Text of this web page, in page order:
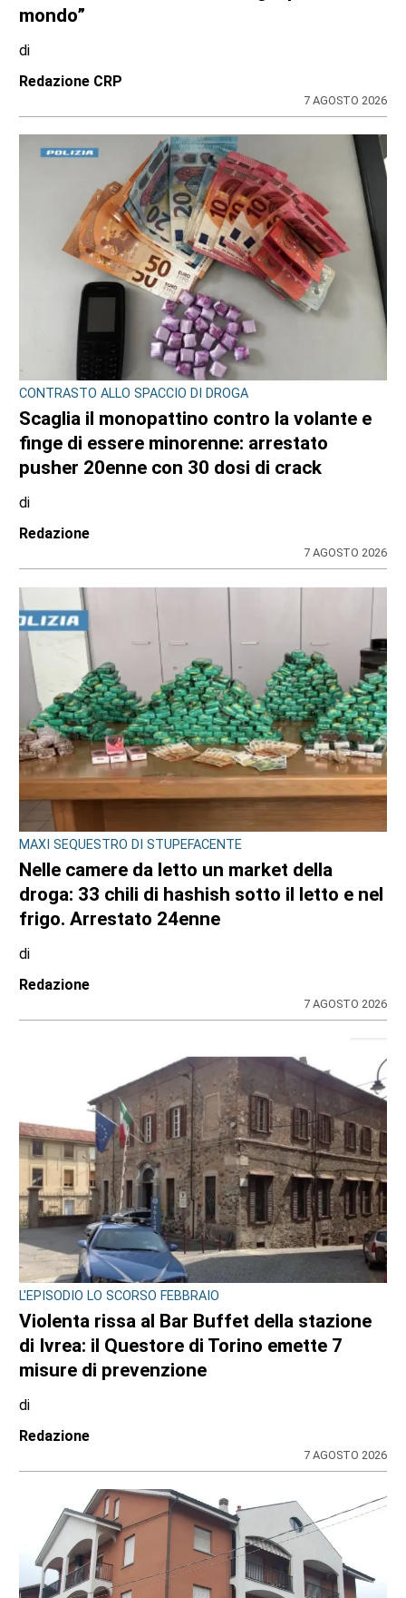
mondo”
di
Redazione CRP
7 AGOSTO 2026
CONTRASTO ALLO SPACCIO DI DROGA
Scaglia il monopattino contro la volante e
finge di essere minorenne: arrestato
pusher 20enne con 30 dosi di crack
di
Redazione
7 AGOSTO 2026
MAXI SEQUESTRO DI STUPEFACENTE
Nelle camere da letto un market della
droga: 33 chili di hashish sotto il letto e nel
frigo. Arrestato 24enne
di
Redazione
7 AGOSTO 2026
L'EPISODIO LO SCORSO FEBBRAIO
Violenta rissa al Bar Buffet della stazione
di Ivrea: il Questore di Torino emette 7
misure di prevenzione
di
Redazione
7 AGOSTO 2026